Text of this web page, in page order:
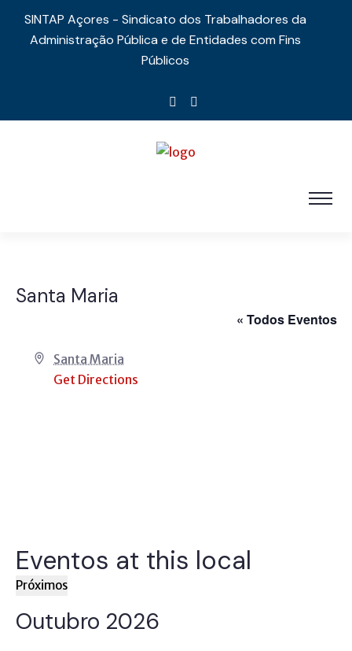
SINTAP Açores - Sindicato dos Trabalhadores da
Administração Pública e de Entidades com Fins
Públicos
Santa Maria
« Todos Eventos
Address
Santa Maria
Get Directions
Eventos at this local
Próximos
a
Outubro 2026